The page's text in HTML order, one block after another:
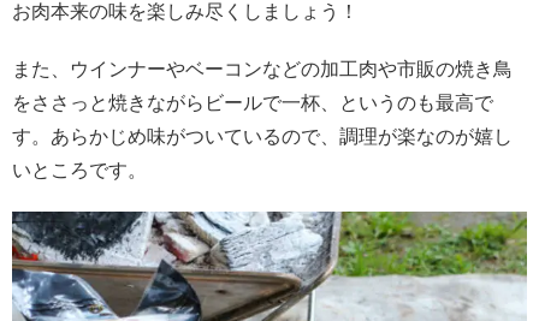
お肉本来の味を楽しみ尽くしましょう！
また、ウインナーやベーコンなどの加工肉や市販の焼き鳥
をささっと焼きながらビールで一杯、というのも最高で
す。あらかじめ味がついているので、調理が楽なのが嬉し
いところです。